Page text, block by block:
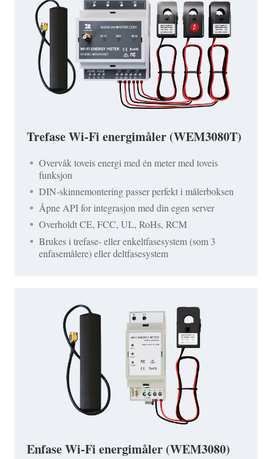
Trefase Wi-Fi energimåler (WEM3080T)
Overvåk toveis energi med én meter med toveis
funksjon
DIN-skinnemontering passer perfekt i målerboksen
Åpne API for integrasjon med din egen server
Overholdt CE, FCC, UL, RoHs, RCM
Brukes i trefase- eller enkeltfasesystem (som 3
enfasemålere) eller deltfasesystem
Enfase Wi-Fi energimåler (WEM3080)